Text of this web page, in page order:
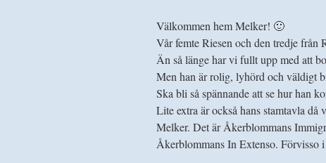
Välkommen hem Melker! 🙂
Vår femte Riesen och den tredje
Än så länge har vi fullt upp med att
Men han är rolig, lyhörd och
Ska bli så spännande att se hur han
Lite extra är också hans stamtavla
Melker. Det är Åkerblommans
Åkerblommans In Extenso. Förvisso